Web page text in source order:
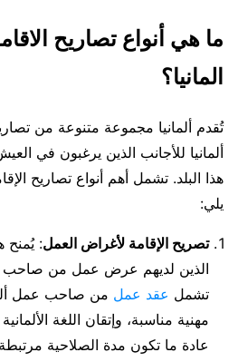
ما هي أنواع تصاريح
المانيا؟
تُقدم ألمانيا مجموعة متنوعة من
ألمانيا للأجانب الذين يرغبون في
هذا البلد. تشمل أهم أنواع تصاريح
يلي:
تصريح الإقامة لأغراض العمل: يُمنح
الذين لديهم عرض عمل من صاحب
تشمل عقد عمل من صاحب عمل
عادة ما تكون مدة الصلاحية